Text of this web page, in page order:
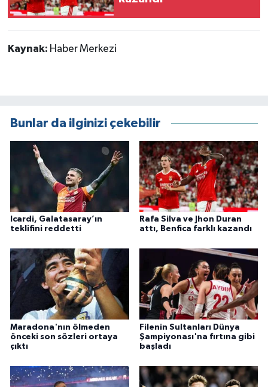
Kaynak: Haber Merkezi
Bunlar da ilginizi çekebilir
Icardi, Galatasaray’ın
teklifini reddetti
Rafa Silva ve Jhon Duran
attı, Benfica farklı kazandı
Maradona'nın ölmeden
önceki son sözleri ortaya
çıktı
Filenin Sultanları Dünya
Şampiyonası'na fırtına gibi
başladı